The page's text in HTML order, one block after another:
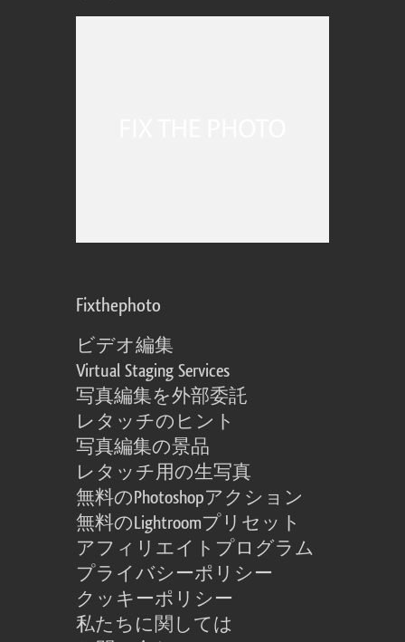
Fixthephoto
ビデオ編集
Virtual Staging Services
写真編集を外部委託
レタッチのヒント
写真編集の景品
レタッチ用の生写真
無料のPhotoshopアクション
無料のLightroomプリセット
アフィリエイトプログラム
プライバシーポリシー
クッキーポリシー
私たちに関しては